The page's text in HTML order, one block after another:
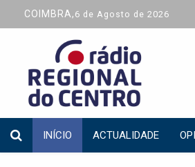
COIMBRA, 6 de Agosto de 2026
INÍCIO ACTUALIDADE